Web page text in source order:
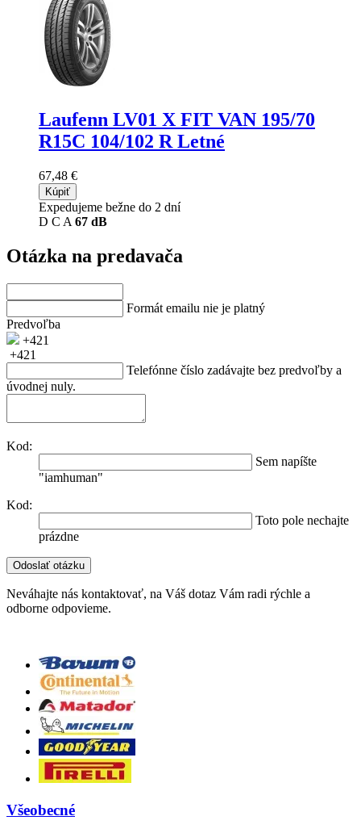
Laufenn LV01 X FIT VAN 195/70
R15C 104/102 R Letné
67,48 €
Kúpiť
Expedujeme bežne do 2 dní
D C A 67 dB
Otázka na predavača
Formát emailu nie je platný
Predvoľba
+421
+421
Telefónne číslo zadávajte bez predvoľby a
úvodnej nuly.
Kod:
Sem napíšte
"iamhuman"
Kod:
Toto pole nechajte
prázdne
Neváhajte nás kontaktovať, na Váš dotaz Vám radi rýchle a
odborne odpovieme.
Všeobecné